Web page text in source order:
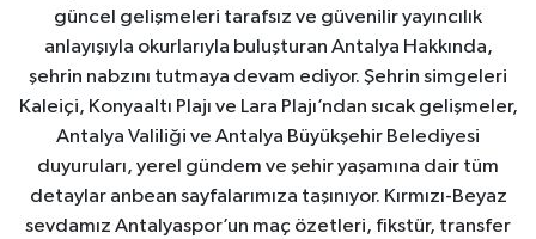
güncel gelişmeleri tarafsız ve güvenilir yayıncılık
anlayışıyla okurlarıyla buluşturan Antalya Hakkında,
şehrin nabzını tutmaya devam ediyor. Şehrin simgeleri
Kaleiçi, Konyaaltı Plajı ve Lara Plajı’ndan sıcak gelişmeler,
Antalya Valiliği ve Antalya Büyükşehir Belediyesi
duyuruları, yerel gündem ve şehir yaşamına dair tüm
detaylar anbean sayfalarımıza taşınıyor. Kırmızı-Beyaz
sevdamız Antalyaspor’un maç özetleri, fikstür, transfer